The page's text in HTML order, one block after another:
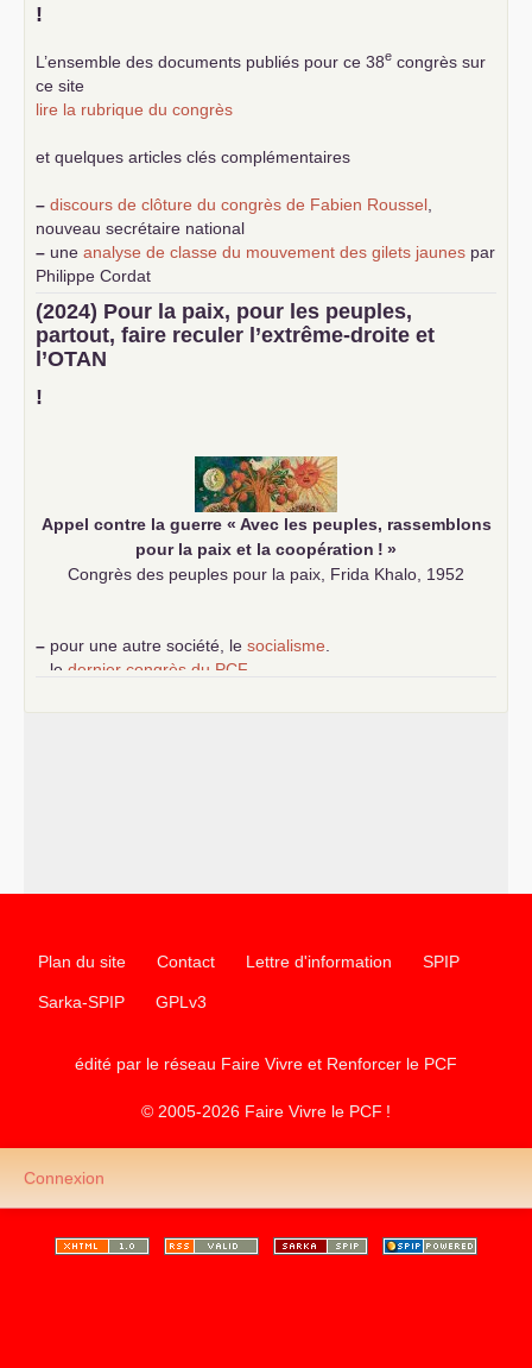
!
L’ensemble des documents publiés pour ce 38e congrès sur
ce site
lire la rubrique du congrès
et quelques articles clés complémentaires
– discours de clôture du congrès de Fabien Roussel
nouveau secrétaire national
– une analyse de classe du mouvement des gilets jaunes par
Philippe Cordat
–
un texte de Jean-Claude Delaunay
le marxisme est la
science sociale de notre temps
–un appel proposé aux partis communistes et ouvrier
d’Europe
–
(2024) Pour la paix, pour les peuples,
partout, faire reculer l’extrême-droite et
l’OTAN
!
Appel contre la guerre « Avec les peuples, rassemblons
pour la paix et la coopération ! »
Congrès des peuples pour la paix, Frida Khalo, 1952
– pour une autre société, le socialisme
le dernier congrès du PCF
Plan du site Contact Lettre d'information SPIP
Sarka-SPIP GPLv3
édité par le réseau Faire Vivre et Renforcer le PCF
© 2005-2026 Faire Vivre le PCF !
Connexion